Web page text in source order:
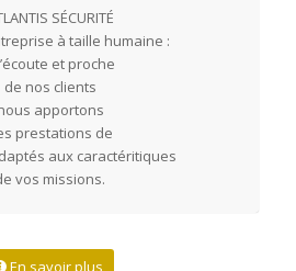
SÉCURITÉ
à taille humaine :
et proche
de nos clients
apportons
prestations de
aux caractéritiques
vos missions.
En savoir plus